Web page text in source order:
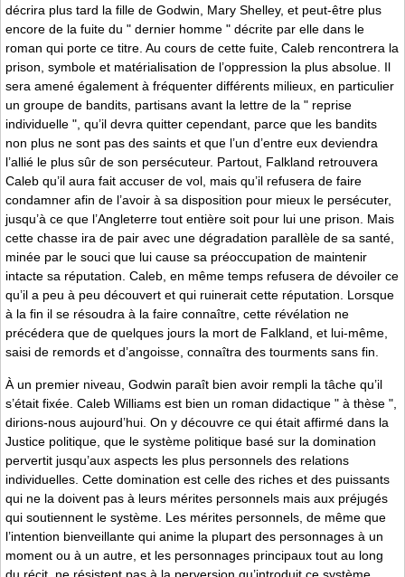
décrira plus tard la fille de Godwin, Mary Shelley, et peut-être plus
encore de la fuite du " dernier homme " décrite par elle dans le
roman qui porte ce titre. Au cours de cette fuite, Caleb rencontrera la
prison, symbole et matérialisation de l’oppression la plus absolue. Il
sera amené également à fréquenter différents milieux, en particulier
un groupe de bandits, partisans avant la lettre de la " reprise
individuelle ", qu’il devra quitter cependant, parce que les bandits
non plus ne sont pas des saints et que l’un d’entre eux deviendra
l’allié le plus sûr de son persécuteur. Partout, Falkland retrouvera
Caleb qu’il aura fait accuser de vol, mais qu’il refusera de faire
condamner afin de l’avoir à sa disposition pour mieux le persécuter,
jusqu’à ce que l’Angleterre tout entière soit pour lui une prison. Mais
cette chasse ira de pair avec une dégradation parallèle de sa santé,
minée par le souci que lui cause sa préoccupation de maintenir
intacte sa réputation. Caleb, en même temps refusera de dévoiler ce
qu’il a peu à peu découvert et qui ruinerait cette réputation. Lorsque
à la fin il se résoudra à la faire connaître, cette révélation ne
précédera que de quelques jours la mort de Falkland, et lui-même,
saisi de remords et d’angoisse, connaîtra des tourments sans fin.
À un premier niveau, Godwin paraît bien avoir rempli la tâche qu’il
s’était fixée. Caleb Williams est bien un roman didactique " à thèse ",
dirions-nous aujourd’hui. On y découvre ce qui était affirmé dans la
Justice politique, que le système politique basé sur la domination
pervertit jusqu’aux aspects les plus personnels des relations
individuelles. Cette domination est celle des riches et des puissants
qui ne la doivent pas à leurs mérites personnels mais aux préjugés
qui soutiennent le système. Les mérites personnels, de même que
l’intention bienveillante qui anime la plupart des personnages à un
moment ou à un autre, et les personnages principaux tout au long